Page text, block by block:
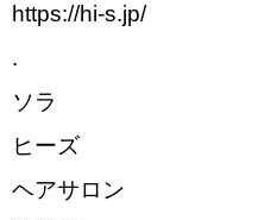
https://hi-s.jp/
.
ソラ
ヒーズ
ヘアサロン